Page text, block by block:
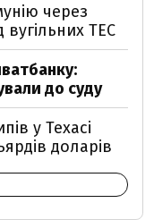
через
вугільних ТЕС
до суду
у Техасі
доларів